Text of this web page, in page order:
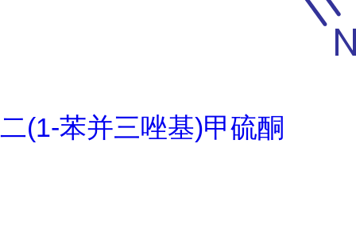
二(1-苯并三唑基)甲硫酮